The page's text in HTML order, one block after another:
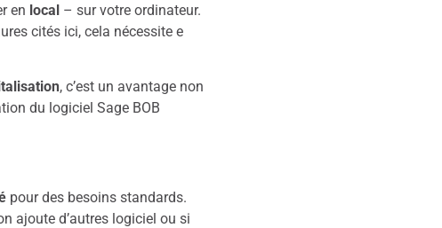
en local – sur votre ordinateur.
cités ici, cela nécessite e
, c’est un avantage non
du logiciel Sage BOB
pour des besoins standards.
ajoute d’autres logiciel ou si